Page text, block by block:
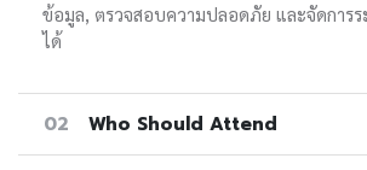
ข้อมูล, ตรวจสอบความปลอดภัย และจัดการ
ได้
02 Who Should Attend